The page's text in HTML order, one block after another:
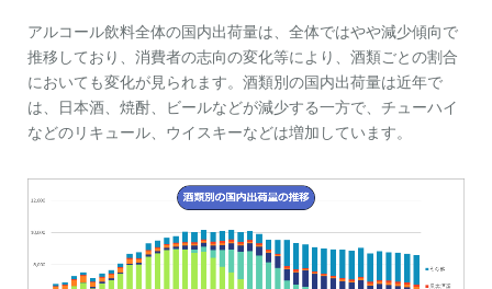
アルコール飲料全体の国内出荷量は、全体ではやや減少傾向で
推移しており、消費者の志向の変化等により、酒類ごとの割合
においても変化が見られます。酒類別の国内出荷量は近年で
は、日本酒、焼酎、ビールなどが減少する一方で、チューハイ
などのリキュール、ウイスキーなどは増加しています。